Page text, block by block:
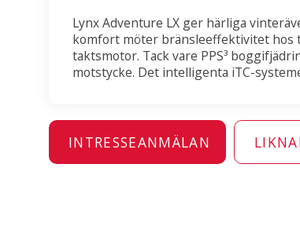
Lynx Adventure LX ger härliga
komfort möter bränsleeffektivitet hos
taktsmotor. Tack vare PPS³
motstycke. Det intelligenta iTC-
INTRESSEANMÄLAN